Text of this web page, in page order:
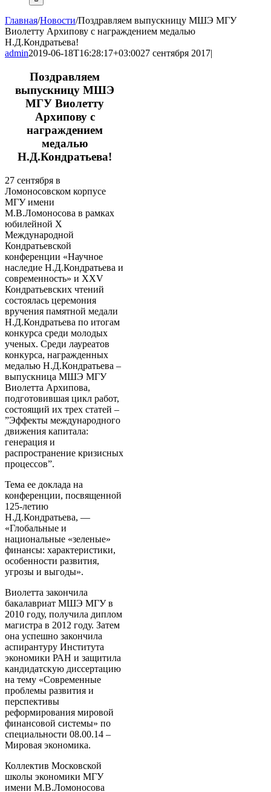
Главная/Новости/Поздравляем выпускницу МШЭ МГУ
Виолетту Архипову с награждением медалью
Н.Д.Кондратьева!
admin2019-06-18T16:28:17+03:0027 сентября 2017|
Поздравляем
выпускницу МШЭ
МГУ Виолетту
Архипову с
награждением
медалью
Н.Д.Кондратьева!
27 сентября в
Ломоносовском корпусе
МГУ имени
М.В.Ломоносова в рамках
юбилейной X
Международной
Кондратьевской
конференции «Научное
наследие Н.Д.Кондратьева и
современность» и XXV
Кондратьевских чтений
состоялась церемония
вручения памятной медали
Н.Д.Кондратьева по итогам
конкурса среди молодых
ученых. Среди лауреатов
конкурса, награжденных
медалью Н.Д.Кондратьева –
выпускница МШЭ МГУ
Виолетта Архипова,
подготовившая цикл работ,
состоящий их трех статей –
”Эффекты международного
движения капитала:
генерация и
распространение кризисных
процессов”.
Тема ее доклада на
конференции, посвященной
125-летию
Н.Д.Кондратьева, —
«Глобальные и
национальные «зеленые»
финансы: характеристики,
особенности развития,
угрозы и выгоды».
Виолетта закончила
бакалавриат МШЭ МГУ в
2010 году, получила диплом
магистра в 2012 году. Затем
она успешно закончила
аспирантуру Института
экономики РАН и защитила
кандидатскую диссертацию
на тему «Современные
проблемы развития и
перспективы
реформирования мировой
финансовой системы» по
специальности 08.00.14 –
Мировая экономика.
Коллектив Московской
школы экономики МГУ
имени М.В.Ломоносова